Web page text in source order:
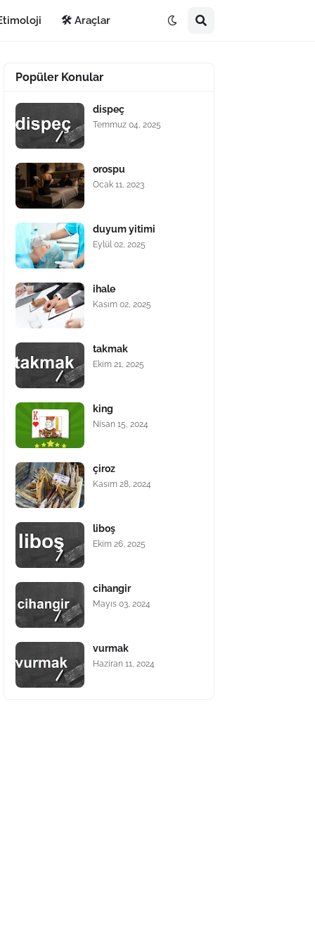
🛠️ Araçlar
Popüler Konular
dispeç
Temmuz 04, 2025
orospu
Ocak 11, 2023
duyum yitimi
Eylül 02, 2025
ihale
Kasım 02, 2025
takmak
Ekim 21, 2025
king
Nisan 15, 2024
çiroz
Kasım 28, 2024
liboş
Ekim 26, 2025
cihangir
Mayıs 03, 2024
vurmak
Haziran 11, 2024